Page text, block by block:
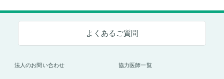
よくあるご質問
法人のお問い合わせ 協力医師一覧